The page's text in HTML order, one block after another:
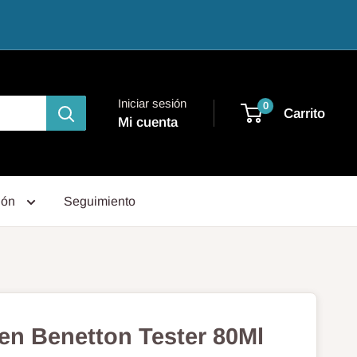
Iniciar sesión
Mi cuenta
0 Carrito
Seguimiento
Benetton Tester 80Ml